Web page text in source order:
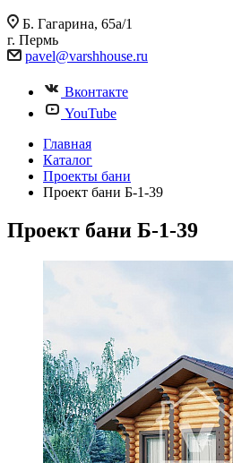
Б. Гагарина, 65а/1
г. Пермь
pavel@varshhouse.ru
Вконтакте
YouTube
Главная
Каталог
Проекты бани
Проект бани Б-1-39
Проект бани Б-1-39